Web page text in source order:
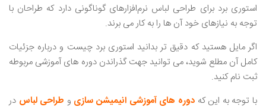
استوری برد برای طراحی لباس نرم‌افزارهای گوناگونی دارد که طراحان با
توجه به نیازهای خود آن ها را به کار می‌ برند.
اگر مایل هستید که دقیق ‌تر بدانید استوری برد چیست و درباره جزئیات
کامل آن مطلع شوید، می ‌توانید جهت گذراندن دوره های آموزشی مربوطه
ثبت نام کنید.
با توجه به این کهدوره های آموزشی انیمیشن سازی و طراحی لباس در